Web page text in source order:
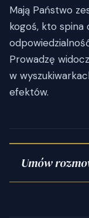
Mają Państwo
kogoś, kto spina
Prowadzę
w
efektów.
Umów